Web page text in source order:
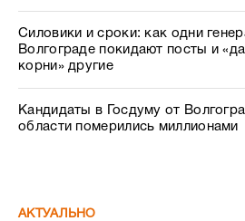
Силовики и сроки: как одни
Волгограде покидают посты и
корни» другие
Кандидаты в Госдуму от
области померились миллионами
АКТУАЛЬНО